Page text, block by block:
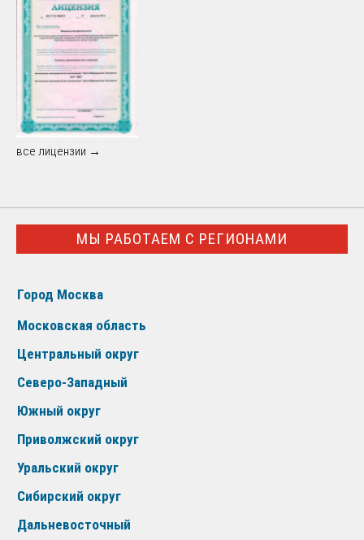
все лицензии →
МЫ РАБОТАЕМ С РЕГИОНАМИ
Город Москва
Московская область
Центральный округ
Северо-Западный
Южный округ
Приволжский округ
Уральский округ
Сибирский округ
Дальневосточный